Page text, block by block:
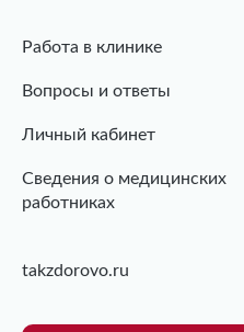
Работа в клинике
Вопросы и ответы
Личный кабинет
Сведения о медицинских
работниках
takzdorovo.ru